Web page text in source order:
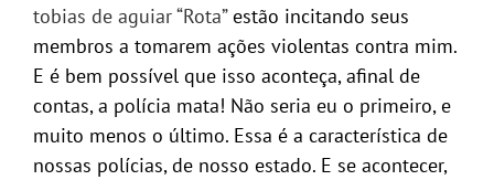
tobias de aguiar “Rota”estão incitando seus
membros a tomarem ações violentas contra mim.
E é bem possível que isso aconteça, afinal de
contas, a polícia mata! Não seria eu o primeiro, e
muito menos o último. Essa é a característica de
nossas polícias, de nosso estado. E se acontecer,